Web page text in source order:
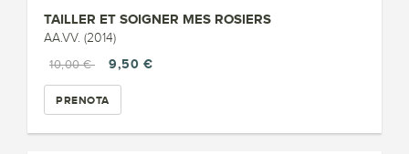
TAILLER ET SOIGNER MES ROSIERS
AA.VV. (2014)
10,00 €
9,50 €
PRENOTA